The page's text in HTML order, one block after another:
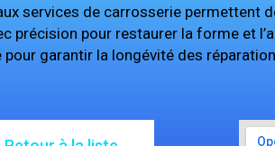
services de carrosserie permettent
précision pour restaurer la forme et
garantir la longévité des